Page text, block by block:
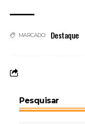
MARCADO: Destaque
Pesquisar